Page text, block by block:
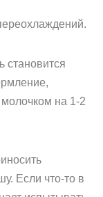
становится
на 1-2
Если что-то в